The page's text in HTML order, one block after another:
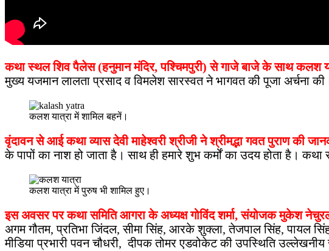
कथा स्थल शिव पैलेस (हनुमान मंदिर, पश्चिमपुरी) से गाजे बाजे के साथ कलश
मुख्य यजमान लालता प्रसाद व विमलेश सारस्वत ने भागवत की पूजा अर्चना
कलश यात्रा में शामिल बहनें।
वृंदावन से आई कथा व्यास देवी माहेश्वरी श्रीजी ने श्रीमद्भा गवत पुराण की
के पापों का नाश हो जाता है। साथ ही हमारे शुभ कर्मों का उदय होता है।
कलश यात्रा में पुरुष भी शामिल हुए।
इस अवसर पर कथा समिति आगरा के अध्यक्ष गोविंद शर्मा, संयोजक मुकेश
अगम गौतम, प्रतिभा जिंदल, सीमा सिंह, आरके शुक्ला, तेजपाल सिंह, पायल सिंह
मीडिया प्रभारी पवन चौधरी, दीपक तोमर एडवोकेट की उपस्थिति उल्लेखनीय